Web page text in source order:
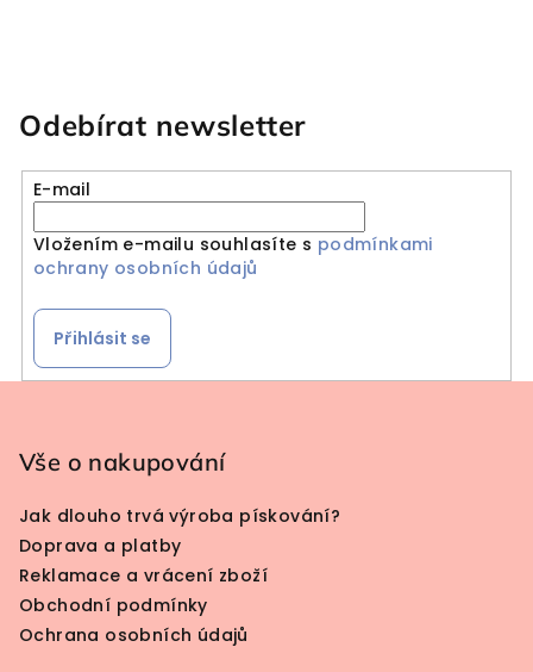
Odebírat newsletter
E-mail
Vložením e-mailu souhlasíte s podmínkami
ochrany osobních údajů
Přihlásit se
Vše o nakupování
Jak dlouho trvá výroba pískování?
Doprava a platby
Reklamace a vrácení zboží
Obchodní podmínky
Ochrana osobních údajů